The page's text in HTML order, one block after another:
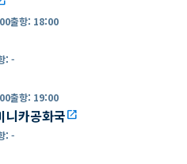
출항: 18:00
: -
출항: 19:00
니카공화국open_in_new
: -